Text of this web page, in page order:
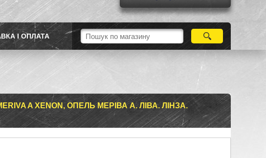
І ОПЛАТА
A XENON, ОПЕЛЬ МЕРІВА А. ЛІВА. ЛІНЗА.